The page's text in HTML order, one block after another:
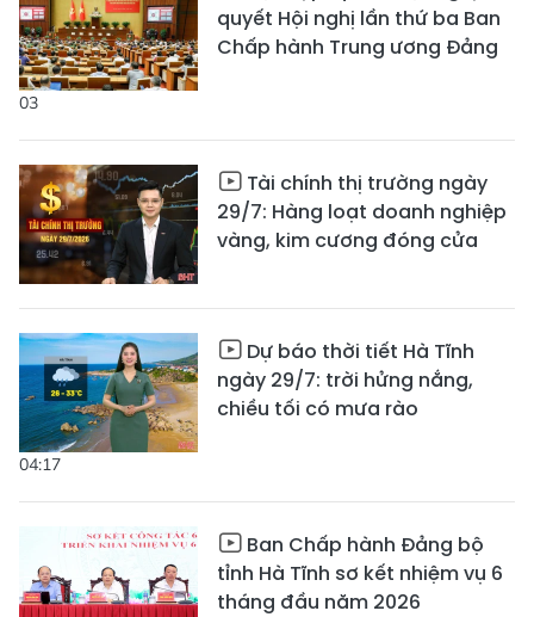
03
quyết Hội nghị lần thứ ba Ban
Chấp hành Trung ương Đảng
Tài chính thị trường ngày
29/7: Hàng loạt doanh nghiệp
vàng, kim cương đóng cửa
04:17
Dự báo thời tiết Hà Tĩnh
ngày 29/7: trời hửng nắng,
chiều tối có mưa rào
Ban Chấp hành Đảng bộ
tỉnh Hà Tĩnh sơ kết nhiệm vụ 6
tháng đầu năm 2026